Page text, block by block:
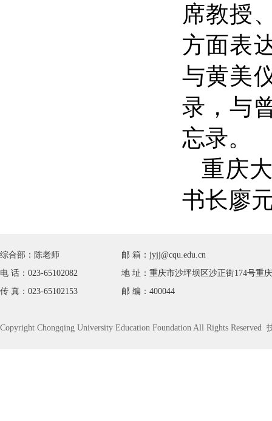
席教授
方面表
与黄美
录，与
忘录。
重庆
书长廖
综合部：陈老师
电 话：023-65102082
传 真：023-65102153
邮 箱：jyjj@cqu.edu.cn
地 址：重庆市沙坪坝区沙正街174号重
邮 编：400044
Copyright Chongqing University Education Foundation All Rights Reserved